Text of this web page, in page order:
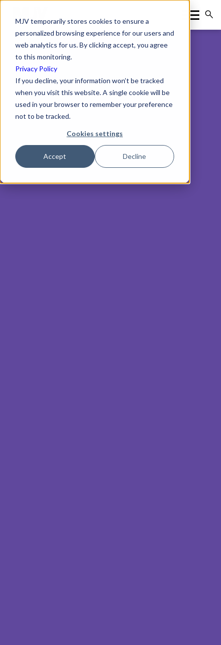
MJV temporarily stores cookies to ensure a
personalized browsing experience for our users and
web analytics for us. By clicking accept, you agree
to this monitoring.
Privacy Policy
If you decline, your information won’t be tracked
when you visit this website. A single cookie will be
used in your browser to remember your preference
not to be tracked.
Cookies settings
Accept Decline